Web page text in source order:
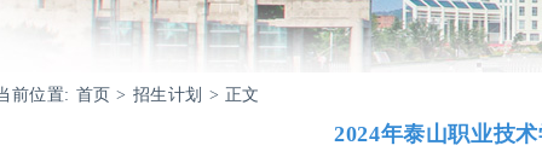
前位置: 首页 > 招生计划 > 正文
​2024年泰山职业技